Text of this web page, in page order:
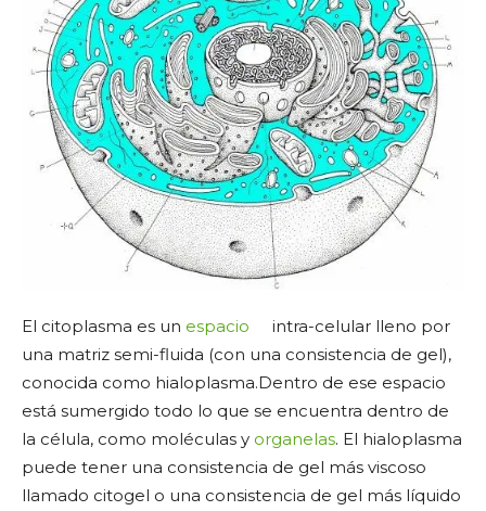
El citoplasma es un espacio
intra-celular lleno por
una matriz semi-fluida (con una consistencia de gel),
conocida como hialoplasma.Dentro de ese espacio
está sumergido todo lo que se encuentra dentro de
la célula, como moléculas y organelas. El hialoplasma
puede tener una consistencia de gel más viscoso
llamado citogel o una consistencia de gel más líquido